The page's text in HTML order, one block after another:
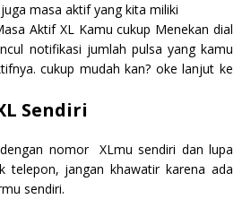
masa aktif yang kita miliki
Aktif XL Kamu cukup Menekan dial
notifikasi jumlah pulsa yang kamu
cukup mudah kan? oke lanjut ke
Sendiri
nomor XLmu sendiri dan lupa
telepon, jangan khawatir karena ada
sendiri.